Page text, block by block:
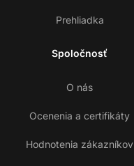
Prehliadka
Spoločnosť
O nás
Ocenenia a certifikáty
Hodnotenia zákazníkov